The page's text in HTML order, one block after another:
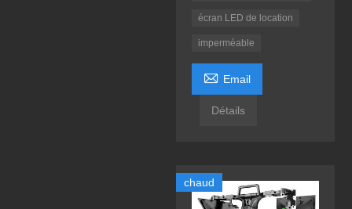
écran LED de location
imperméable
 Email
Détails
chaud